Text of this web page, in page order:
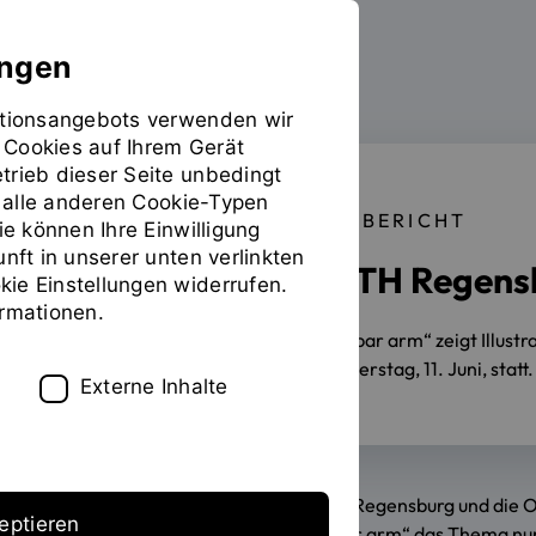
REGENSBURGER ARMUTSBERICHT
Ausstellung der OTH
Die Ausstellung „sichtbar arm“ zeigt
Podiumsdiskussion findet am Donnerstag, 11. Juni, statt.
Vor rund einem Jahr haben die Stadt Regensburg und die
verwenden wir
auf Ihrem Gerät
dieser Seite unbedingt
anderen Cookie-Typen
können Ihre Einwilligung
in unserer unten verlinkten
Einstellungen widerrufen.
Externe Inhalte